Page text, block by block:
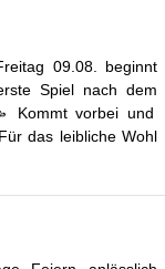
09.08. beginnt
Spiel nach dem
Kommt vorbei und
das leibliche Wohl